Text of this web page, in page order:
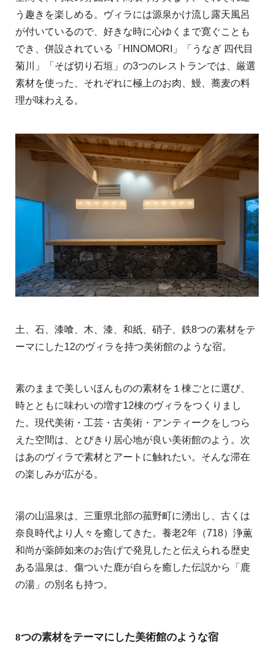
う趣きを楽しめる。ヴィラには源泉かけ流し露天風呂
が付いているので、好きな時に心ゆくまで寛ぐことも
でき、併設されている「HINOMORI」「うなぎ 四代目
菊川」「そば切り石垣」の3つのレストランでは、厳選
素材を使った、それぞれに極上のお肉、鰻、蕎麦の料
理が味わえる。
土、石、漆喰、木、漆、和紙、硝子、鉄8つの素材をテ
ーマにした12のヴィラを持つ美術館のような宿。
素のままで美しいほんものの素材を１棟ごとに選び、
時とともに味わいの増す12棟のヴィラをつくりまし
た。現代美術・工芸・古美術・アンティークをしつら
えた空間は、とびきり居心地が良い美術館のよう。次
はあのヴィラで素材とアートに触れたい。そんな滞在
の楽しみが広がる。
湯の山温泉は、三重県北部の菰野町に湧出し、古くは
奈良時代より人々を癒してきた。養老2年（718）浄薫
和尚が薬師如来のお告げで発見したと伝えられる歴史
ある温泉は、傷ついた鹿が自らを癒した伝説から「鹿
の湯」の別名も持つ。
8つの素材をテーマにした美術館のような宿